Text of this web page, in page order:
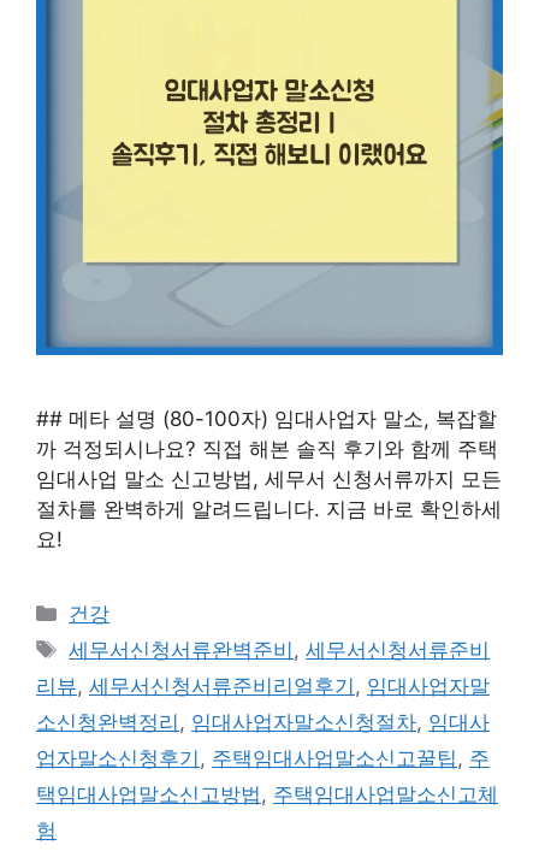
## 메타 설명 (80-100자) 임대사업자 말소, 복잡할
까 걱정되시나요? 직접 해본 솔직 후기와 함께 주택
임대사업 말소 신고방법, 세무서 신청서류까지 모든
절차를 완벽하게 알려드립니다. 지금 바로 확인하세
요!
카
테
고
리
건강
태
그
세무서신청서류완벽준비 ,세무서신청서류준비
리뷰, 세무서신청서류준비리얼후기 , 임대사업자말
소신청완벽정리 , 임대사업자말소신청절차, 임대사
업자말소신청후기 , 주택임대사업말소신고꿀팁 , 주
택임대사업말소신고방법 , 주택임대사업말소신고체
험